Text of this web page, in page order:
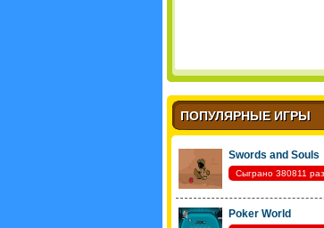
ПОПУЛЯРНЫЕ ИГРЫ
Swords and Souls
Сыграно 380811 раз
Poker World